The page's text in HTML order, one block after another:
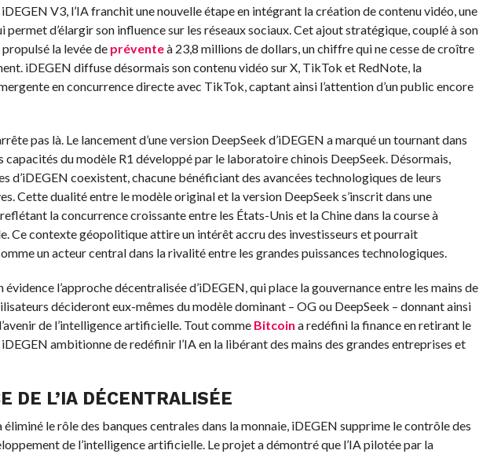
V3, l’IA franchit une nouvelle étape en intégrant la création de contenu vidéo, une
permet d’élargir son influence sur les réseaux sociaux. Cet ajout stratégique, couplé à son
la levée de préventeà 23,8 millions de dollars, un chiffre qui ne cesse de croître
iDEGEN diffuse désormais son contenu vidéo sur X, TikTok et RedNote, la
en concurrence directe avec TikTok, captant ainsi l’attention d’un public encore
pas là. Le lancement d’une version DeepSeek d’iDEGEN a marqué un tournant dans
du modèle R1 développé par le laboratoire chinois DeepSeek. Désormais,
d’iDEGEN coexistent, chacune bénéficiant des avancées technologiques de leurs
Cette dualité entre le modèle original et la version DeepSeek s’inscrit dans une
la concurrence croissante entre les États-Unis et la Chine dans la course à
Ce contexte géopolitique attire un intérêt accru des investisseurs et pourrait
un acteur central dans la rivalité entre les grandes puissances technologiques.
l’approche décentralisée d’iDEGEN, qui place la gouvernance entre les mains de
décideront eux-mêmes du modèle dominant – OG ou DeepSeek – donnant ainsi
de l’intelligence artificielle. Tout comme Bitcoin a redéfini la finance en retirant le
ambitionne de redéfinir l’IA en la libérant des mains des grandes entreprises et
DE L’IA DÉCENTRALISÉE
éliminé le rôle des banques centrales dans la monnaie, iDEGEN supprime le contrôle des
de l’intelligence artificielle. Le projet a démontré que l’IA pilotée par la